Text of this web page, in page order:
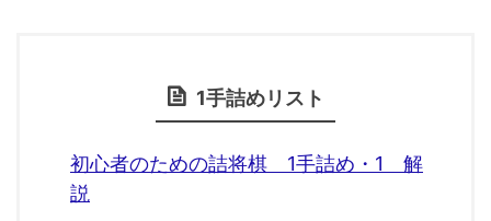
1手詰めリスト
初心者のための詰将棋 1手詰め・1 解
説